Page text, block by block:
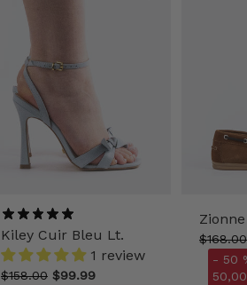
Kiley Cuir Bleu Lt.
1 review
$158.00 $99.99
$168.00
- 50